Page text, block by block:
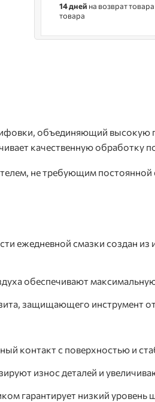
14 дней на возврат
товара
объединяющий высокую
качественную обработку
не требующим постоянной
ежедневной смазки создан
обеспечивают
защищающего инструмент
контакт с поверхностью и
износ деталей и
гарантирует низкий